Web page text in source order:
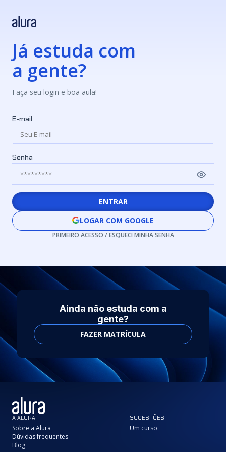
Já estuda com
a gente?
Faça seu login e boa aula!
E-mail
Senha
ENTRAR
LOGAR COM GOOGLE
PRIMEIRO ACESSO / ESQUECI MINHA SENHA
Ainda não estuda com a
gente?
FAZER MATRÍCULA
A ALURA
Sobre a Alura
Dúvidas frequentes
Blog
SUGESTÕES
Um curso